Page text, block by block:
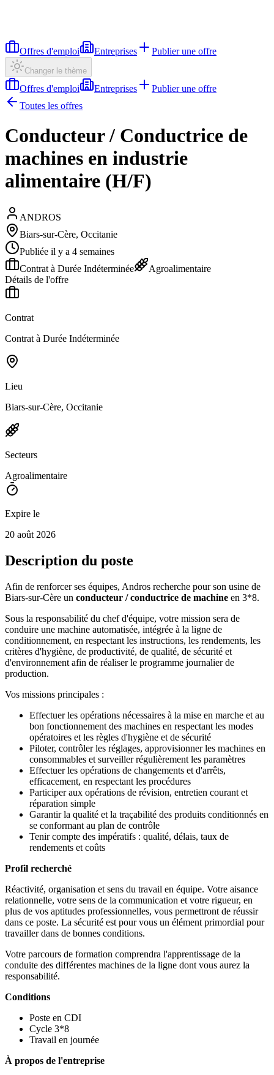
Offres d'emploi Entreprises Publier une offre
Changer le thème
Offres d'emploi Entreprises
Publier une offre
Toutes les offres
Conducteur / Conductrice de
machines en industrie
alimentaire (H/F)
ANDROS
Biars-sur-Cère, Occitanie
Publiée il y a 4 semaines
Contrat à Durée Indéterminée
Agroalimentaire
Détails de l'offre
Contrat
Contrat à Durée Indéterminée
Lieu
Biars-sur-Cère, Occitanie
Secteurs
Agroalimentaire
Expire le
20 août 2026
Description du poste
Afin de renforcer ses équipes, Andros recherche pour son usine de
Biars-sur-Cère un conducteur / conductrice de machine en 3*8.
Sous la responsabilité du chef d'équipe, votre mission sera de
conduire une machine automatisée, intégrée à la ligne de
conditionnement, en respectant les instructions, les rendements, les
critères d'hygiène, de productivité, de qualité, de sécurité et
d'environnement afin de réaliser le programme journalier de
production.
Vos missions principales :
Effectuer les opérations nécessaires à la mise en marche et au
bon fonctionnement des machines en respectant les modes
opératoires et les règles d'hygiène et de sécurité
Piloter, contrôler les réglages, approvisionner les machines en
consommables et surveiller régulièrement les paramètres
Effectuer les opérations de changements et d'arrêts,
efficacement, en respectant les procédures
Participer aux opérations de révision, entretien courant et
réparation simple
Garantir la qualité et la traçabilité des produits conditionnés en
se conformant au plan de contrôle
Tenir compte des impératifs : qualité, délais, taux de
rendements et coûts
Profil recherché
Réactivité, organisation et sens du travail en équipe. Votre aisance
relationnelle, votre sens de la communication et votre rigueur, en
plus de vos aptitudes professionnelles, vous permettront de réussir
dans ce poste. La sécurité est pour vous un élément primordial pour
travailler dans de bonnes conditions.
Votre parcours de formation comprendra l'apprentissage de la
conduite des différentes machines de la ligne dont vous aurez la
responsabilité.
Conditions
Poste en CDI
Cycle 3*8
Travail en journée
À propos de l'entreprise